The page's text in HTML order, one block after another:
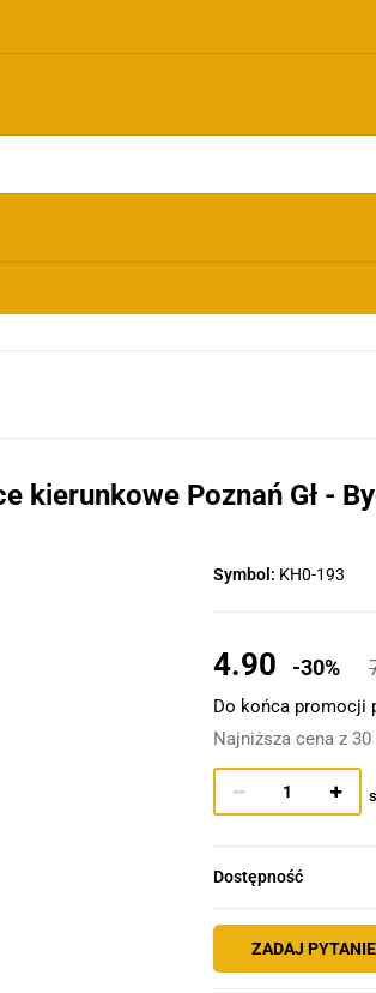
kierunkowe Poznań Gł -
Symbol: KH0-193
4.90 -30%
Do końca promocji
Najniższa cena z
Dostępność
ZADAJ PYTANIE